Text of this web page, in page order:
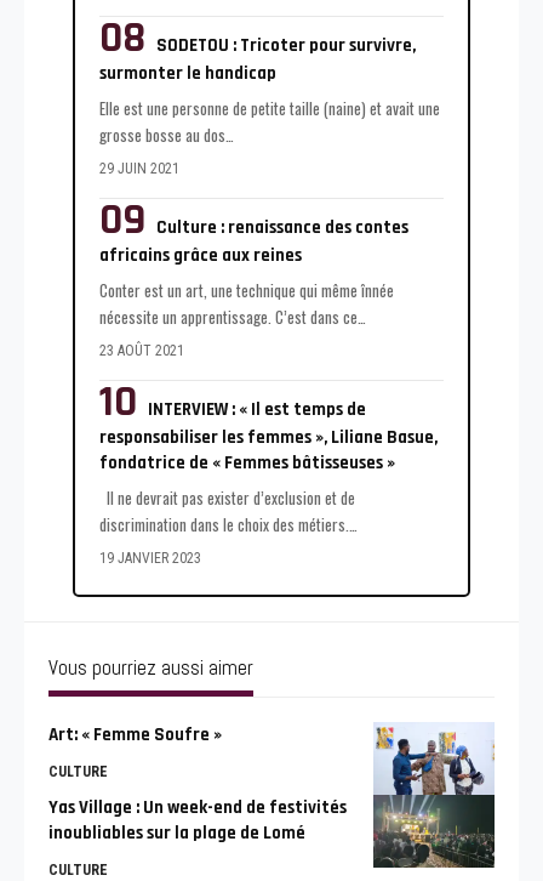
SODETOU : Tricoter pour survivre,
surmonter le handicap
Elle est une personne de petite taille (naine) et avait une
grosse bosse au dos…
29 JUIN 2021
Culture : renaissance des contes
africains grâce aux reines
Conter est un art, une technique qui même înnée
nécessite un apprentissage. C’est dans ce…
23 AOÛT 2021
INTERVIEW : « Il est temps de
responsabiliser les femmes », Liliane Basue,
fondatrice de « Femmes bâtisseuses »
Il ne devrait pas exister d’exclusion et de
discrimination dans le choix des métiers.…
19 JANVIER 2023
Vous pourriez aussi aimer
Art: « Femme Soufre »
CULTURE
Yas Village : Un week-end de festivités
inoubliables sur la plage de Lomé
CULTURE